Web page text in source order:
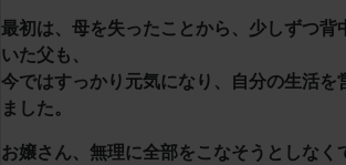
最初は、母を失ったことから、少しずつ背
いた父も、
今ではすっかり元気になり、自分の生活を
ました。
お嬢さん、無理に全部をこなそうとしなく